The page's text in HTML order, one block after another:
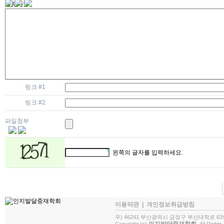
공지사항
링크 #1
링크 #2
파일첨부
왼쪽의 글자를 입력하세요.
이용약관 개인정보취급방침
우) 46241 부산광역시 금정구 부산대학로